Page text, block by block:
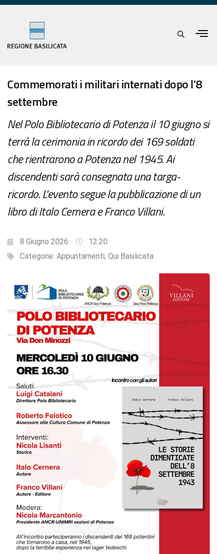
Commemorati i militari internati dopo l’8
settembre
Nel Polo Bibliotecario di Potenza il 10 giugno si
terrà la cerimonia in ricordo dei 169 soldati
che rientrarono a Potenza nel 1945. Ai
discendenti sarà consegnata una targa-
ricordo. L'evento segue la pubblicazione di un
libro di Italo Cernera e Franco Villani.
8 Giugno 2026
12:20
Categorie: Appuntamenti, Qui Basilicata